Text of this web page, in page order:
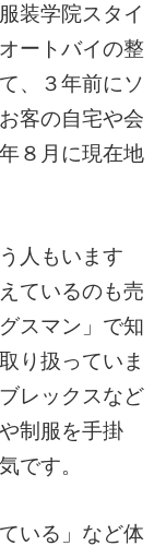
装学院スタイ
ートバイの整
、３年前にソ
客の自宅や会
８月に現在地
人もいます
ているのも売
スマン」で知
り扱っていま
レックスなど
制服を手掛
です。
いる」など体